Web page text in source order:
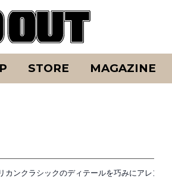
STORE MAGAZINE
ンクラシックのディテールを巧みにアレンジ。